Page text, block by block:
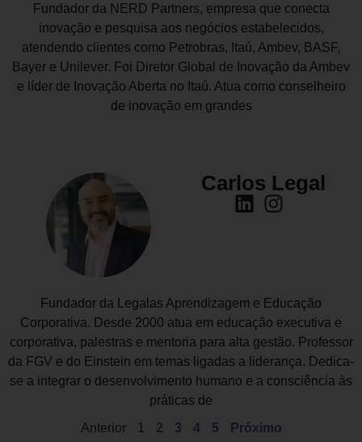
Fundador da NERD Partners, empresa que conecta
inovação e pesquisa aos negócios estabelecidos,
atendendo clientes como Petrobras, Itaú, Ambev, BASF,
Bayer e Unilever. Foi Diretor Global de Inovação da Ambev
e líder de Inovação Aberta no Itaú. Atua como conselheiro
de inovação em grandes
Carlos Legal
Fundador da Legalas Aprendizagem e Educação
Corporativa. Desde 2000 atua em educação executiva e
corporativa, palestras e mentoria para alta gestão. Professor
da FGV e do Einstein em temas ligadas a liderança. Dedica-
se a integrar o desenvolvimento humano e a consciência às
práticas de
Anterior
1 2 3 4 5 Próximo